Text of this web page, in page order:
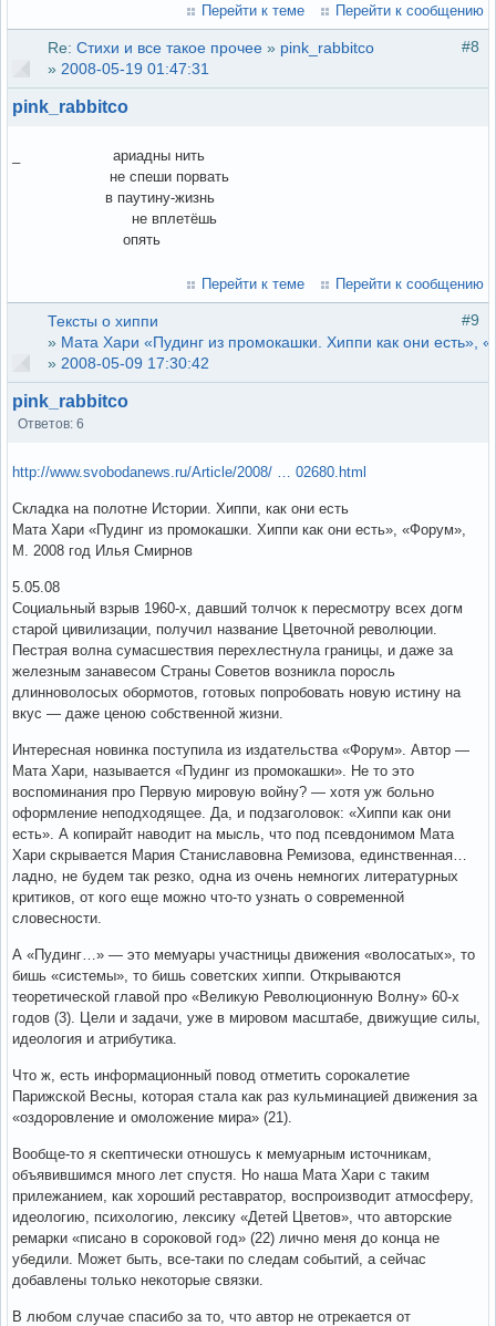
Перейти к теме Перейти к сообщению
#8
Re: Стихи и все такое прочее » pink_rabbitco
» 2008-05-19 01:47:31
pink_rabbitco
_ ариадны нить
не спеши порвать
в паутину-жизнь
не вплетёшь
опять
Перейти к теме Перейти к сообщению
#9
Тексты о хиппи
» Мата Хари «Пудинг из промокашки. Хиппи как они есть»,
» 2008-05-09 17:30:42
pink_rabbitco
Ответов: 6
http://www.svobodanews.ru/Article/2008/ … 02680.html
Складка на полотне Истории. Хиппи, как они есть
Мата Хари «Пудинг из промокашки. Хиппи как они есть», «Форум»,
М. 2008 год Илья Смирнов
5.05.08
Социальный взрыв 1960-х, давший толчок к пересмотру всех догм
старой цивилизации, получил название Цветочной революции.
Пестрая волна сумасшествия перехлестнула границы, и даже за
железным занавесом Страны Советов возникла поросль
длинноволосых обормотов, готовых попробовать новую истину на
вкус — даже ценою собственной жизни.
Интересная новинка поступила из издательства «Форум». Автор —
Мата Хари, называется «Пудинг из промокашки». Не то это
воспоминания про Первую мировую войну? — хотя уж больно
оформление неподходящее. Да, и подзаголовок: «Хиппи как они
есть». А копирайт наводит на мысль, что под псевдонимом Мата
Хари скрывается Мария Станиславовна Ремизова, единственная…
ладно, не будем так резко, одна из очень немногих литературных
критиков, от кого еще можно что-то узнать о современной
словесности.
А «Пудинг…» — это мемуары участницы движения «волосатых», то
бишь «системы», то бишь советских хиппи. Открываются
теоретической главой про «Великую Революционную Волну» 60-х
годов (3). Цели и задачи, уже в мировом масштабе, движущие силы,
идеология и атрибутика.
Что ж, есть информационный повод отметить сорокалетие
Парижской Весны, которая стала как раз кульминацией движения за
«оздоровление и омоложение мира» (21).
Вообще-то я скептически отношусь к мемуарным источникам,
объявившимся много лет спустя. Но наша Мата Хари с таким
прилежанием, как хороший реставратор, воспроизводит атмосферу,
идеологию, психологию, лексику «Детей Цветов», что авторские
ремарки «писано в сороковой год» (22) лично меня до конца не
убедили. Может быть, все-таки по следам событий, а сейчас
добавлены только некоторые связки.
В любом случае спасибо за то, что автор не отрекается от